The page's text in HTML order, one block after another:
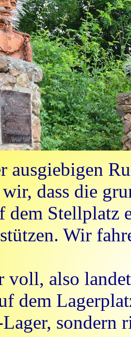
ausgiebigen
dass die
dem Stellplatz
Wir
voll, also
dem
sondern